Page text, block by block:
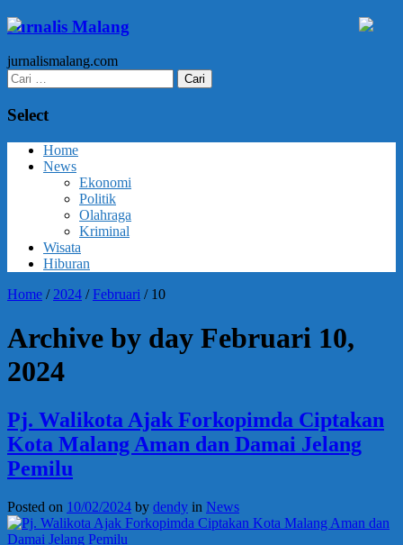
Jurnalis Malang
jurnalismalang.com
Cari
untuk:
Select
Home
News
Ekonomi
Politik
Olahraga
Kriminal
Wisata
Hiburan
Home / 2024 /Februari / 10
Archive by day Februari 10,
2024
Pj. Walikota Ajak Forkopimda Ciptakan
Kota Malang Aman dan Damai Jelang
Pemilu
Posted on 10/02/2024 by dendy in News